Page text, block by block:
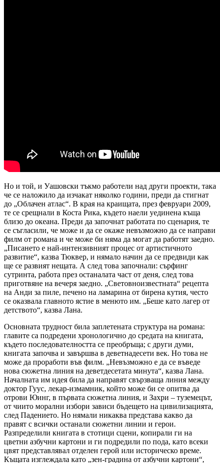
Но и той, и Уашовски тъкмо работели над други проекти, така
че се наложило да изчакат няколко години, преди да стигнат
до „Облачен атлас“. В края на краищата, през февруари 2009,
те се срещнали в Коста Рика, където наели уединена къща
близо до океана. Преди да започнат работата по сценария, те
се съгласили, че може и да се окаже невъзможно да се направи
филм от романа и че може би няма да могат да работят заедно.
„Писането е най-интензивният процес от артистичното
развитие“, казва Тюквер, и нямало начин да се предвиди как
ще се развият нещата. А след това започнали: сърфинг
сутринта, работа през останалата част от деня, след това
приготвяне на вечеря заедно. „Световноизвестната“ рецепта
на Анди за пиле, печено на ламарина от бирена кутия, често
се оказвала главното ястие в менюто им. „Беше като лагер от
детството“, казва Лана.
Основната трудност била заплетената структура на романа:
главите са подредени хронологично до средата на книгата,
където последователността се преобръща; с други думи,
книгата започва и завършва в деветнадесети век. Но това не
може да проработи във филм. „Невъзможно е да се въведе
нова сюжетна линия на деветдесетата минута“, казва Лана.
Началната им идея била да направят свързваща линия между
доктор Гуус, лекар-измамник, който може би се опитва да
отрови Юинг, в първата сюжетна линия, и Захри – туземецът,
от чиито морални избори зависи бъдещето на цивилизацията,
след Падението. Но нямали никаква представа какво да
правят с всички останали сюжетни линии и герои.
Разпределили книгата в стотици сцени, копирали ги на
цветни азбучни картони и ги подредили по пода, като всеки
цвят представлявал отделен герой или историческо време.
Къщата изглеждала като „зен-градина от азбучни картони“,